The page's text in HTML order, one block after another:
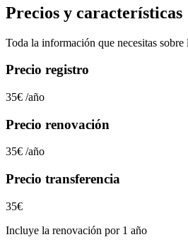
Precios y características
Toda la información que necesitas sobre
Precio registro
35€ /año
Precio renovación
35€ /año
Precio transferencia
35€
Incluye la renovación por 1 año